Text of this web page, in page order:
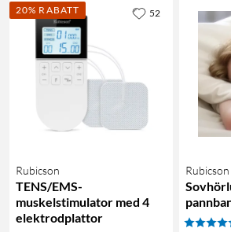
20% RABATT
Rubicson
TENS/EMS-
muskelstimulator med 4
elektrodplattor
52
Rubicson